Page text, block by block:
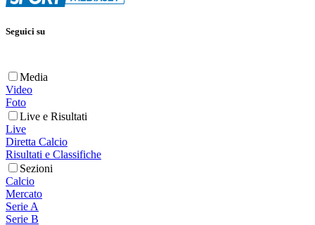
Seguici su
Media
Video
Foto
Live e Risultati
Live
Diretta Calcio
Risultati e Classifiche
Sezioni
Calcio
Mercato
Serie A
Serie B